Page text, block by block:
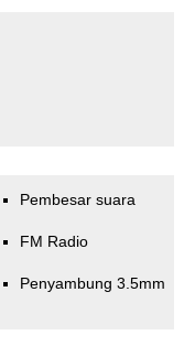
Pembesar suara
FM Radio
Penyambung 3.5mm